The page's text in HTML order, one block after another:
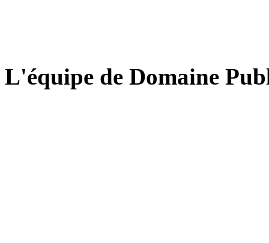
L'équipe de Domaine